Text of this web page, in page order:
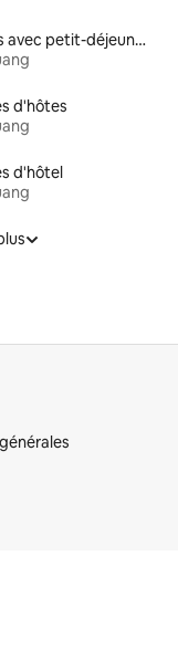
Locations avec petit-déjeuner
d'hôtes
d'hôtel